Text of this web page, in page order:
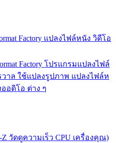
Factory แปลงไฟล์หนัง วิดีโอ
Factory โปรแกรมแปลงไฟล์
าล ใช้แปลงรูปภาพ แปลงไฟล์ห
ออดิโอ ต่าง ๆ
วัดดูความเร็ว CPU เครื่องคุณ)